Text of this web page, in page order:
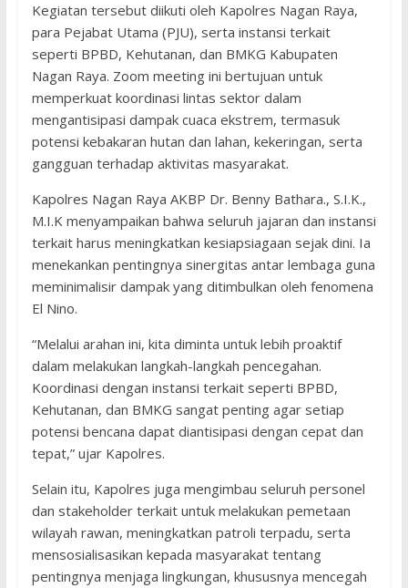
Kegiatan tersebut diikuti oleh Kapolres Nagan Raya,
para Pejabat Utama (PJU), serta instansi terkait
seperti BPBD, Kehutanan, dan BMKG Kabupaten
Nagan Raya. Zoom meeting ini bertujuan untuk
memperkuat koordinasi lintas sektor dalam
mengantisipasi dampak cuaca ekstrem, termasuk
potensi kebakaran hutan dan lahan, kekeringan, serta
gangguan terhadap aktivitas masyarakat.
Kapolres Nagan Raya AKBP Dr. Benny Bathara., S.I.K.,
M.I.K menyampaikan bahwa seluruh jajaran dan instansi
terkait harus meningkatkan kesiapsiagaan sejak dini. Ia
menekankan pentingnya sinergitas antar lembaga guna
meminimalisir dampak yang ditimbulkan oleh fenomena
El Nino.
“Melalui arahan ini, kita diminta untuk lebih proaktif
dalam melakukan langkah-langkah pencegahan.
Koordinasi dengan instansi terkait seperti BPBD,
Kehutanan, dan BMKG sangat penting agar setiap
potensi bencana dapat diantisipasi dengan cepat dan
tepat,” ujar Kapolres.
Selain itu, Kapolres juga mengimbau seluruh personel
dan stakeholder terkait untuk melakukan pemetaan
wilayah rawan, meningkatkan patroli terpadu, serta
mensosialisasikan kepada masyarakat tentang
pentingnya menjaga lingkungan, khususnya mencegah